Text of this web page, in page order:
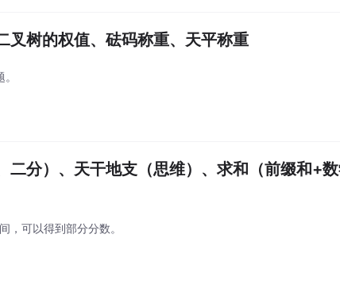
树的权值、砝码称重、天平称重
分）、天干地支（思维）、求和（前缀和+
，可以得到部分分数。